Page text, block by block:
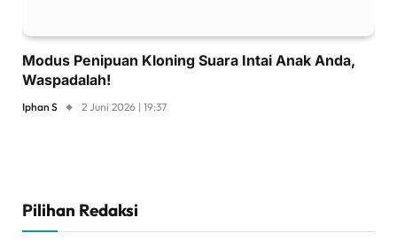
Modus Penipuan Kloning Suara Intai Anak Anda,
Waspadalah!
Iphan S 2 Juni 2026 | 19:37
Pilihan Redaksi